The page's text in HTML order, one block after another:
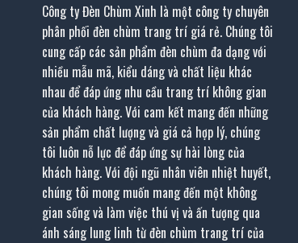
Công ty Đèn Chùm Xinh là một công ty chuyên
phân phối đèn chùm trang trí giá rẻ. Chúng tôi
cung cấp các sản phẩm đèn chùm đa dạng với
nhiều mẫu mã, kiểu dáng và chất liệu khác
nhau để đáp ứng nhu cầu trang trí không gian
của khách hàng. Với cam kết mang đến những
sản phẩm chất lượng và giá cả hợp lý, chúng
tôi luôn nỗ lực để đáp ứng sự hài lòng của
khách hàng. Với đội ngũ nhân viên nhiệt huyết,
chúng tôi mong muốn mang đến một không
gian sống và làm việc thú vị và ấn tượng qua
ánh sáng lung linh từ đèn chùm trang trí của